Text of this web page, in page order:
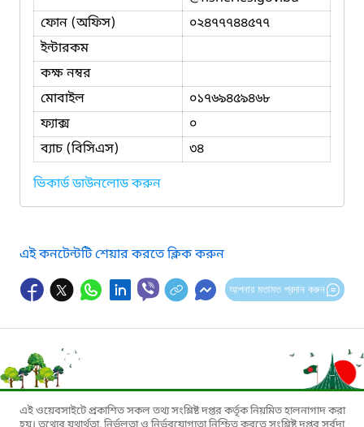
ফোন (অফিস)
০২৪৭৭৭৪৪৫৭৭
ইন্টারকম
কক্ষ নম্বর
মোবাইল
০১৭৬৯৪৫৯৪৬৮
ফ্যাক্স
০
ব্যাচ (বিসিএস)
৩৪
ভিকার্ড ডাউনলোড করুন
এই কনটেন্টটি শেয়ার করতে ক্লিক করুন
আপনার মতামত প্রদান করুন
এই ওয়েবসাইটে প্রকাশিত সকল তথ্য সংশ্লিষ্ট দপ্তর কর্তৃক নিয়মিত হালনাগাদ করা